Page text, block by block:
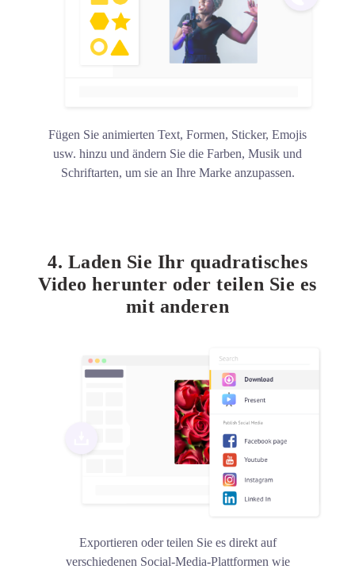
Fügen Sie animierten Text, Formen, Sticker, Emojis
usw. hinzu und ändern Sie die Farben, Musik und
Schriftarten, um sie an Ihre Marke anzupassen.
4. Laden Sie Ihr quadratisches
Video herunter oder teilen Sie es
mit anderen
Exportieren oder teilen Sie es direkt auf
verschiedenen Social-Media-Plattformen wie